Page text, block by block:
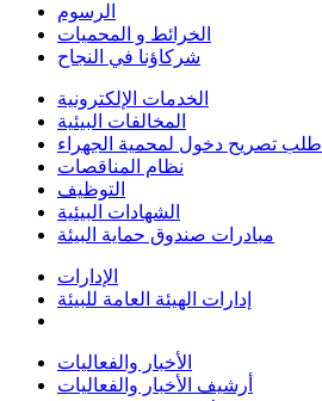
الرسوم
الخرائط و المحميات
شركاؤنا في النجاح
الخدمات الإلكترونية
المخالفات البيئية
طلب تصريح دخول لمحمية الجهراء
نظام المناقصات
التوظيف
الشهادات البيئية
مبادرات صندوق حماية البيئة
الإدارات
إدارات الهيئة العامة للبيئة
الأخبار والفعاليات
أرشيف الأخبار والفعاليات